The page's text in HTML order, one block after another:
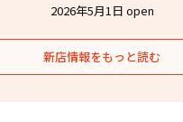
2026年5月1日 open
新店情報をもっと読む